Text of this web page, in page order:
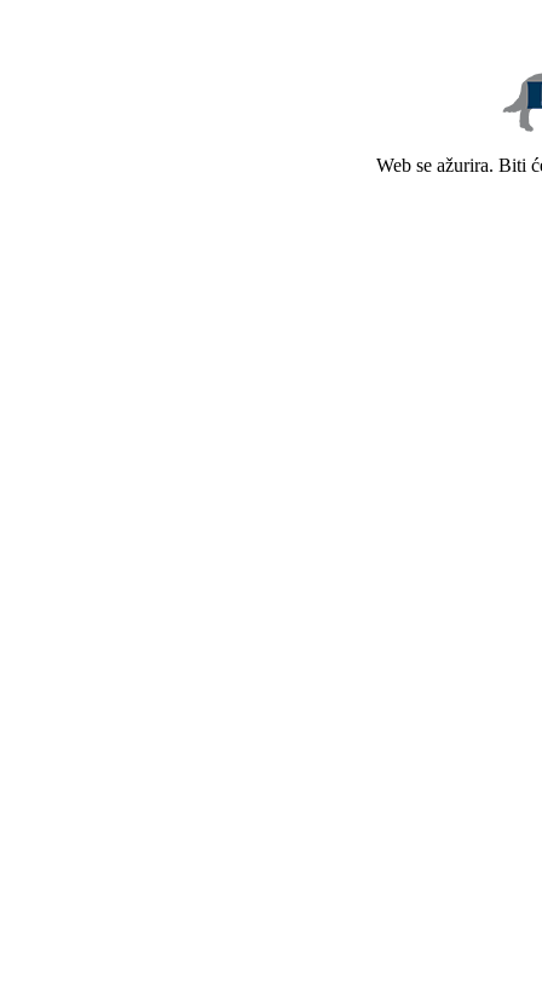
Web se ažurira. Biti